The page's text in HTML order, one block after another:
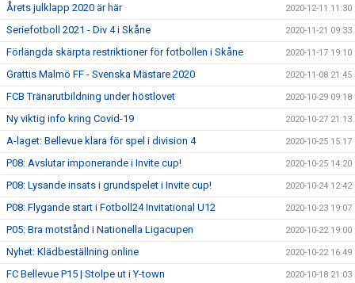
Årets julklapp 2020 är här 2020-12-11 11:30
Seriefotboll 2021 - Div 4 i Skåne 2020-11-21 09:33
Förlängda skärpta restriktioner för fotbollen i Skåne 2020-11-17 19:10
Grattis Malmö FF - Svenska Mästare 2020 2020-11-08 21:45
FCB Tränarutbildning under höstlovet 2020-10-29 09:18
Ny viktig info kring Covid-19 2020-10-27 21:13
A-laget: Bellevue klara för spel i division 4 2020-10-25 15:17
P08: Avslutar imponerande i Invite cup! 2020-10-25 14:20
P08: Lysande insats i grundspelet i Invite cup! 2020-10-24 12:42
P08: Flygande start i Fotboll24 Invitational U12 2020-10-23 19:07
P05: Bra motstånd i Nationella Ligacupen 2020-10-22 19:00
Nyhet: Klädbeställning online 2020-10-22 16:49
FC Bellevue P15 | Stolpe ut i Y-town 2020-10-18 21:03